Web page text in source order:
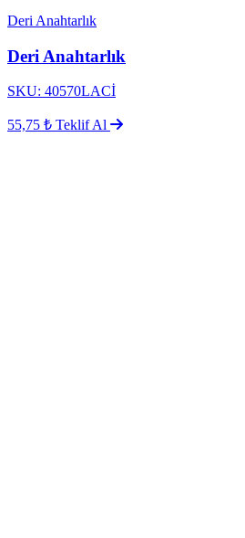
Deri Anahtarlık
Deri Anahtarlık
SKU: 40570LACİ
55,75 ₺ Teklif Al